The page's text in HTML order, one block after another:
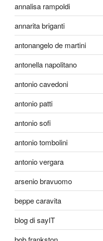
annalisa rampoldi
annarita briganti
antonangelo de martini
antonella napolitano
antonio cavedoni
antonio patti
antonio sofi
antonio tombolini
antonio vergara
arsenio bravuomo
beppe caravita
blog di sayIT